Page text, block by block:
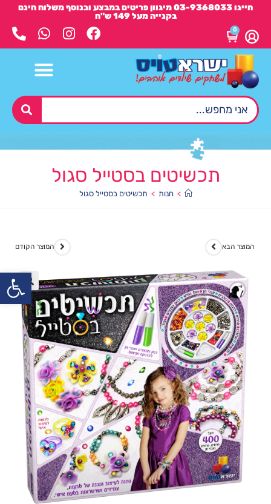
חייגו 03-9368033 מיגוון פריטים במבצע ובנוסף משלוח חינם
בקנייה מעל 149 ש"ח
0
תכשיטים בסטייל סגול
> חנות > תכשיטים בסטייל סגול
המוצר הקודם המוצר הבא